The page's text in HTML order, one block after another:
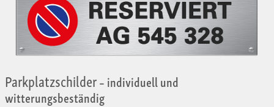
Parkplatzschilder– individuell und
witterungsbeständig